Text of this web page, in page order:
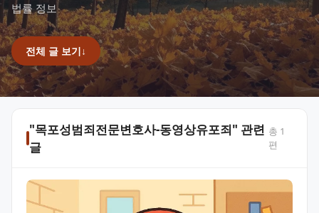
법률 정보
전체 글 보기↓
"목포성범죄전문변호사-동영상유포죄" 관련
글
총 1
편